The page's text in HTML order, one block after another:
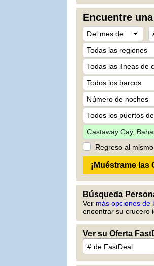
Encuentre
Regreso al
Búsqueda
Ver más opciones de
encontrar su crucero
Ver su Oferta